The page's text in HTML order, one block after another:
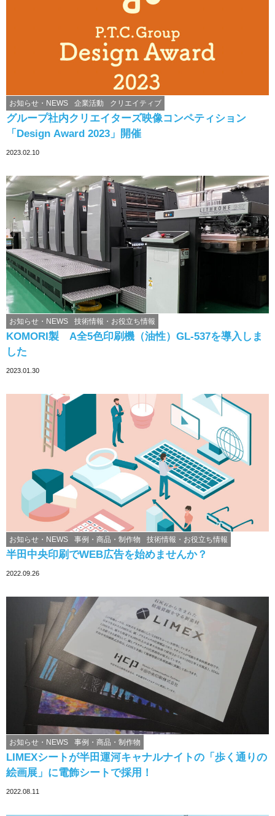
グループ社内クリエイターズ映像コンペティション
「Design Award 2023」開催
お知らせ・NEWS 企業活動 クリエイティブ
2023.02.10
KOMORI製 A全5色印刷機（油性）GL-537を導入しま
した
お知らせ・NEWS 技術情報・お役立ち情報
2023.01.30
半田中央印刷でWEB広告を始めませんか？
お知らせ・NEWS 事例・商品・制作物 技術情報・お役立ち情報
2022.09.26
LIMEXシートが半田運河キャナルナイトの「歩く通りの
絵画展」に電飾シートで採用！
お知らせ・NEWS 事例・商品・制作物
2022.08.11